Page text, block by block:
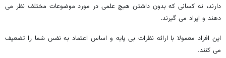
دارند، نه کسانی که بدون داشتن هیچ علمی در مورد موضوعات مختلف نظر می
این افراد معمولا با ارائه نظرات بی پایه و اساس اعتماد به نفس شما را تضعیف
می ‎کنند.